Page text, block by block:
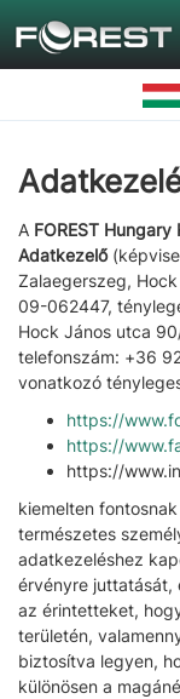
A FOREST
Adatkezelő
Zalaegerszeg,
09-062447,
Hock János utca
telefonszám: +36
vonatkozó
https://
https://
https://
kiemelten
természetes
adatkezeléshez
érvényre juttatását,
az érintetteket,
területén,
biztosítva legyen,
különösen a